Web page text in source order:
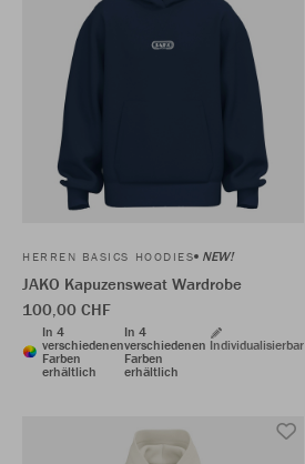
HERREN BASICS HOODIES NEW!
JAKO Kapuzensweat Wardrobe
100,00 CHF
In 4
verschiedenen
Farben
erhältlich
In 4
verschiedenen
Farben
erhältlich
Individualisierbar